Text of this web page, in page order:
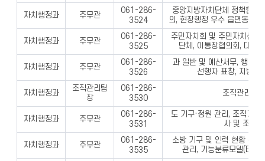
자치행정과 주무관
061-286-
3524
중앙지방자치단체 정책협의
의, 현장행정 우수 읍면동 선
자치행정과 주무관
061-286-
3525
주민자치회 및 주민자치센터
단체, 이통장협의회, 대한
자치행정과 주무관
061-286-
3526
과 일반 및 예산서무, 행정사
선행자 표창, 지방행
자치행정과
조직관리팀
장
061-286-
3530
조직관리업
자치행정과 주무관
061-286-
3531
도 기구·정원 관리, 조직개편
사 및 조직
자치행정과 주무관
061-286-
3535
소방 기구 및 인력 현황 관리
관리, 기능분류모델